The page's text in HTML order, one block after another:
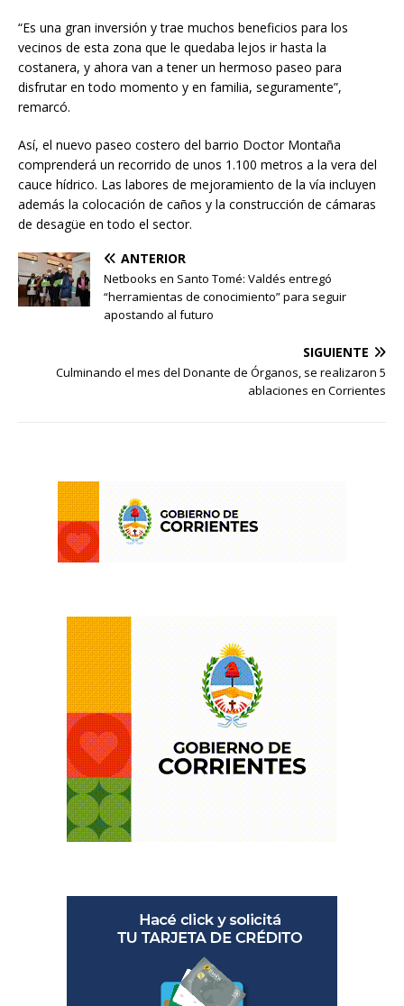
“Es una gran inversión y trae muchos beneficios para los
vecinos de esta zona que le quedaba lejos ir hasta la
costanera, y ahora van a tener un hermoso paseo para
disfrutar en todo momento y en familia, seguramente”,
remarcó.
Así, el nuevo paseo costero del barrio Doctor Montaña
comprenderá un recorrido de unos 1.100 metros a la vera del
cauce hídrico. Las labores de mejoramiento de la vía incluyen
además la colocación de caños y la construcción de cámaras
de desagüe en todo el sector.
ANTERIOR
Netbooks en Santo Tomé: Valdés entregó
“herramientas de conocimiento” para seguir
apostando al futuro
SIGUIENTE
Culminando el mes del Donante de Órganos, se realizaron 5
ablaciones en Corrientes